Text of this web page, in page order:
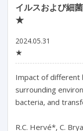
イルスおよび細
★
2024.05.31
★
Impact of different
surrounding
bacteria, and
R.C. Hervé*, C.